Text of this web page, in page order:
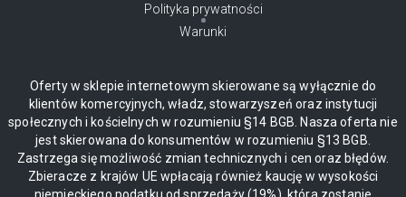
Polityka prywatności
Warunki
Oferty w sklepie internetowym skierowane są wyłącznie do
klientów komercyjnych, władz, stowarzyszeń oraz instytucji
społecznych i kościelnych w rozumieniu §14 BGB. Nasza oferta nie
jest skierowana do konsumentów w rozumieniu §13 BGB.
Zastrzega się możliwość zmian technicznych i cen oraz błędów.
Zbieracze z krajów UE wpłacają również kaucję w wysokości